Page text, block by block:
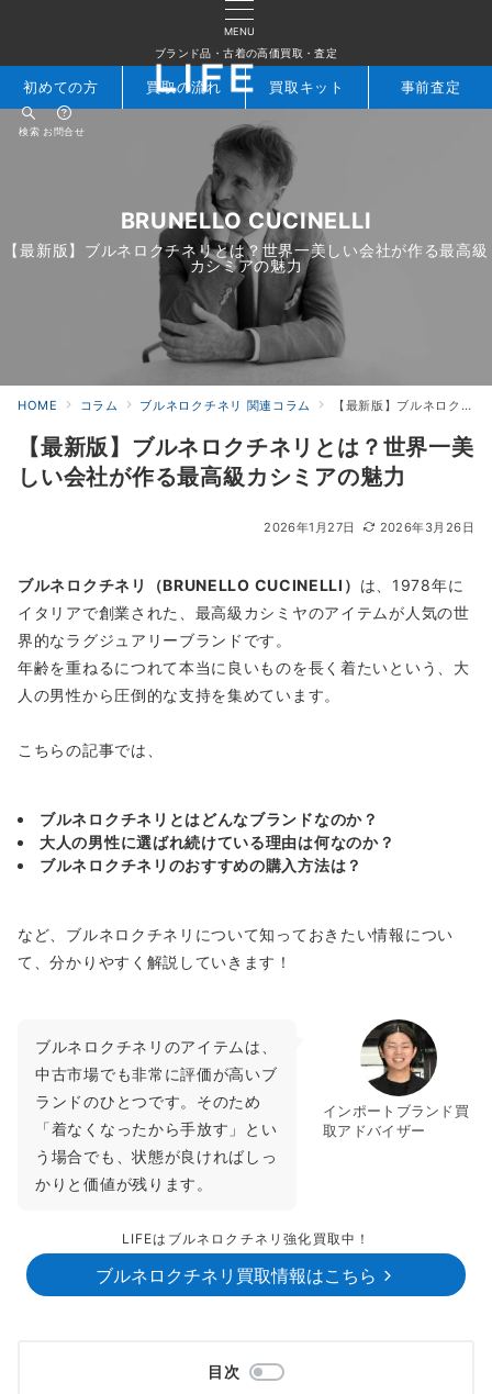
MENU
ブランド品・古着の高価買取・査定
検索 お問合せ
初めての方 買取の流れ 買取キット 事前査定
BRUNELLO CUCINELLI
【最新版】ブルネロクチネリとは？世界一美しい会社が作る最高級
カシミアの魅力
HOME コラム ブルネロクチネリ 関連コラム 【最新版】ブルネロクチネリとは？世界一美しい会社が作る最高級カシミアの魅力
【最新版】ブルネロクチネリとは？世界一美
しい会社が作る最高級カシミアの魅力
2026年1月27日 2026年3月26日
ブルネロクチネリ（BRUNELLO CUCINELLI） は、1978年に
イタリアで創業された、最高級カシミヤのアイテムが人気の世
界的なラグジュアリーブランドです。
年齢を重ねるにつれて本当に良いものを長く着たいという、大
人の男性から圧倒的な支持を集めています。
こちらの記事では、
ブルネロクチネリとはどんなブランドなのか？
大人の男性に選ばれ続けている理由は何なのか？
ブルネロクチネリのおすすめの購入方法は？
など、ブルネロクチネリについて知っておきたい情報につい
て、分かりやすく解説していきます！
インポートブランド買
取アドバイザー
ブルネロクチネリのアイテムは、
中古市場でも非常に評価が高いブ
ランドのひとつです。そのため
「着なくなったから手放す」とい
う場合でも、状態が良ければしっ
かりと価値が残ります。
LIFEはブルネロクチネリ強化買取中！
ブルネロクチネリ買取情報はこちら
目次